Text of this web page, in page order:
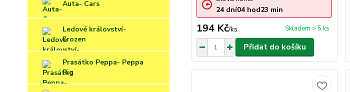
Auta- Cars
Ledové království-
Frozen
Prasátko Peppa- Peppa
Pig
194 Kč/ks Skladem > 5 ks
24 dní04hod23 min
Přidat do košíku